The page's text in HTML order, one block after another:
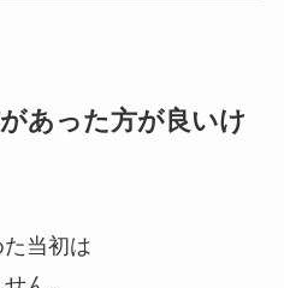
あった方が良いけ
当初は